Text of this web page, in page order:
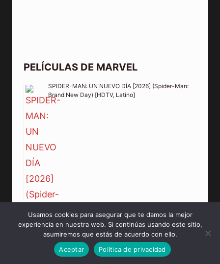
PELÍCULAS DE MARVEL
SPIDER-MAN: UN NUEVO DÍA [2026] (Spider-Man:
Brand New Day) [HDTV, Latino]
Usamos cookies para asegurar que te damos la mejor
experiencia en nuestra web. Si continúas usando este sitio,
asumiremos que estás de acuerdo con ello.
Aceptar
Política de privacidad